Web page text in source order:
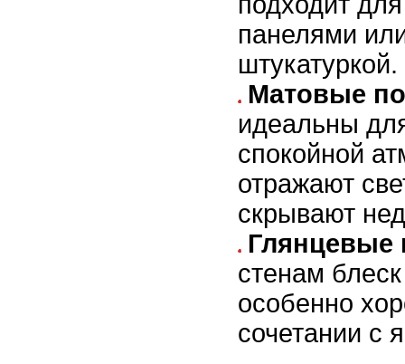
панелями
штукатуркой.
Матовые
идеальны
спокойной
отражают
скрывают
Глянцевые
стенам
особенно
сочетании с